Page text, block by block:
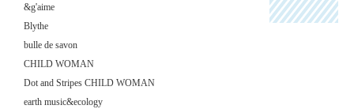
&g'aime
Blythe
bulle de savon
CHILD WOMAN
Dot and Stripes CHILD WOMAN
earth music&ecology